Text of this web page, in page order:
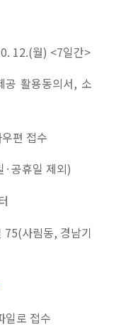
12.(월) <7일간>
공 활용동의서, 소
편 접수
·공휴일 제외)
75(사림동, 경남기
일로 접수